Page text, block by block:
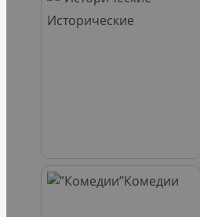
Исторические
Комедии